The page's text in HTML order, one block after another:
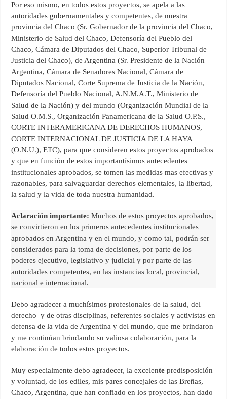
Por eso mismo, en todos estos proyectos, se apela a las
autoridades gubernamentales y competentes, de nuestra
provincia del Chaco (Sr. Gobernador de la provincia del Chaco,
Ministerio de Salud del Chaco, Defensoría del Pueblo del
Chaco, Cámara de Diputados del Chaco, Superior Tribunal de
Justicia del Chaco), de Argentina (Sr. Presidente de la Nación
Argentina, Cámara de Senadores Nacional, Cámara de
Diputados Nacional, Corte Suprema de Justicia de la Nación,
Defensoría del Pueblo Nacional, A.N.M.A.T., Ministerio de
Salud de la Nación) y del mundo (Organización Mundial de la
Salud O.M.S., Organización Panamericana de la Salud O.P.S.,
CORTE INTERAMERICANA DE DERECHOS HUMANOS,
CORTE INTERNACIONAL DE JUSTICIA DE LA HAYA
(O.N.U.), ETC), para que consideren estos proyectos aprobados
y que en función de estos importantísimos antecedentes
institucionales aprobados, se tomen las medidas mas efectivas y
razonables, para salvaguardar derechos elementales, la libertad,
la salud y la vida de toda nuestra humanidad.
Aclaración importante: Muchos de estos proyectos aprobados,
se convirtieron en los primeros antecedentes institucionales
aprobados en Argentina y en el mundo, y como tal, podrán ser
considerados para la toma de decisiones, por parte de los
poderes ejecutivo, legislativo y judicial y por parte de las
autoridades competentes, en las instancias local, provincial,
nacional e internacional.
Debo agradecer a muchísimos profesionales de la salud, del
derecho y de otras disciplinas, referentes sociales y activistas en
defensa de la vida de Argentina y del mundo, que me brindaron
y me continúan brindando su valiosa colaboración, para la
elaboración de todos estos proyectos.
Muy especialmente debo agradecer, la excelentepredisposición
y voluntad, de los ediles, mis pares concejales de las Breñas,
Chaco, Argentina, que han confiado en los proyectos, han dado